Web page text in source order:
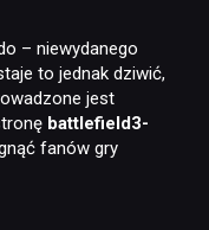
– niewydanego
to jednak dziwić,
jest
battlefield3-
fanów gry